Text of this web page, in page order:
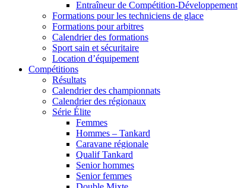
Entraîneur de Compétition-Développement
Formations pour les techniciens de glace
Formations pour arbitres
Calendrier des formations
Sport sain et sécuritaire
Location d’équipement
Compétitions
Résultats
Calendrier des championnats
Calendrier des régionaux
Série Élite
Femmes
Hommes – Tankard
Caravane régionale
Qualif Tankard
Senior hommes
Senior femmes